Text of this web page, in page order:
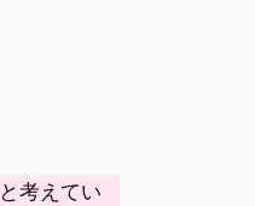
と考えてい